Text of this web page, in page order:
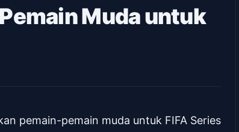
Muda untuk
pemain-pemain muda untuk FIFA Series